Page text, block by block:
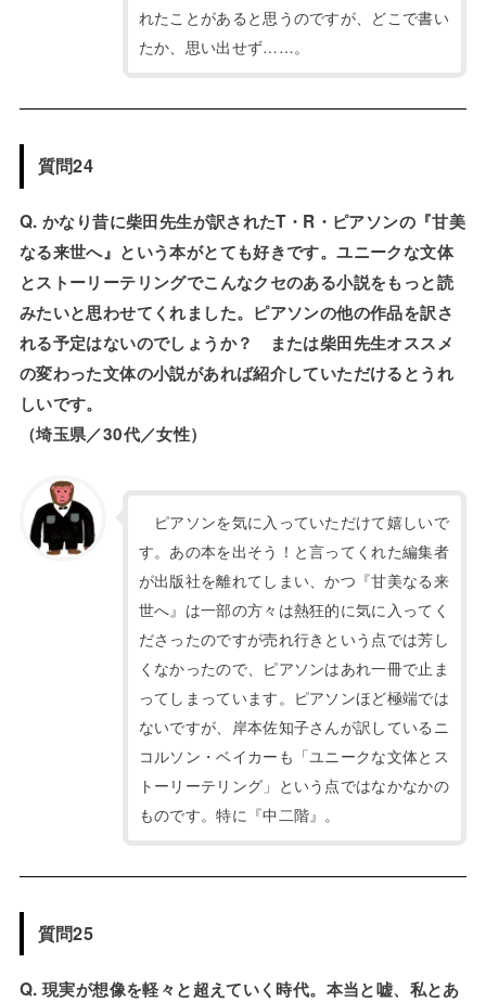
れたことがあると思うのですが、どこで書い
たか、思い出せず……。
質問24
Q. かなり昔に柴田先生が訳されたT・R・ピアソンの『甘美
なる来世へ』という本がとても好きです。ユニークな文体
とストーリーテリングでこんなクセのある小説をもっと読
みたいと思わせてくれました。ピアソンの他の作品を訳さ
れる予定はないのでしょうか？ または柴田先生オススメ
の変わった文体の小説があれば紹介していただけるとうれ
しいです。
（埼玉県／30代／女性）
ピアソンを気に入っていただけて嬉しいで
す。あの本を出そう！と言ってくれた編集者
が出版社を離れてしまい、かつ『甘美なる来
世へ』は一部の方々は熱狂的に気に入ってく
ださったのですが売れ行きという点では芳し
くなかったので、ピアソンはあれ一冊で止ま
ってしまっています。ピアソンほど極端では
ないですが、岸本佐知子さんが訳しているニ
コルソン・ベイカーも「ユニークな文体とス
トーリーテリング」という点ではなかなかの
ものです。特に『中二階』。
質問25
Q. 現実が想像を軽々と超えていく時代。本当と嘘、私とあ